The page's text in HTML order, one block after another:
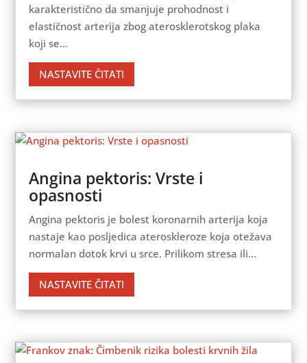
karakteristično da smanjuje prohodnost i
elastičnost arterija zbog aterosklerotskog plaka
koji se...
NASTAVITE ČITATI
Angina pektoris: Vrste i
opasnosti
Angina pektoris je bolest koronarnih arterija koja
nastaje kao posljedica ateroskleroze koja otežava
normalan dotok krvi u srce. Prilikom stresa ili...
NASTAVITE ČITATI